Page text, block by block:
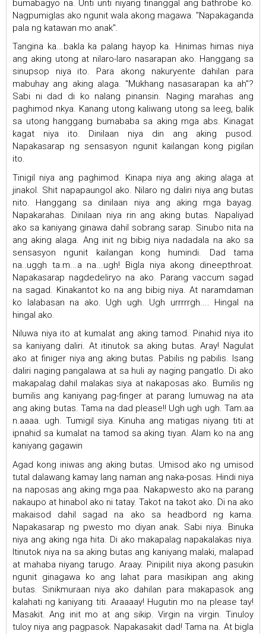
bumabagyo na. Unti unti niyang tinanggal ang bathrobe ko.
Nagpumiglas ako ngunit wala akong magawa. "Napakaganda
pala ng katawan mo anak".
Tangina ka...bakla ka palang hayop ka. Hinimas himas niya
ang aking utong at nilaro-laro nasarapan ako. Hanggang sa
sinupsop niya ito. Para akong nakuryente dahilan para
mabuhay ang aking alaga. "Mukhang nasasarapan ka ah"?
Sabi ni dad di ko nalang pinansin. Naging marahas ang
paghimod nkya. Kanang utong kaliwang utong sa leeg, balik
sa utong hanggang bumababa sa aking mga abs. Kinagat
kagat niya ito. Dinilaan niya din ang aking pusod.
Napakasarap ng sensasyon ngunit kailangan kong pigilan
ito.
Tinigil niya ang paghimod. Kinapa niya ang aking alaga at
jinakol. Shit napapaungol ako. Nilaro ng daliri niya ang butas
nito. Hanggang sa dinilaan niya ang aking mga bayag.
Napakarahas. Dinilaan niya rin ang aking butas. Napaliyad
ako sa kaniyang ginawa dahil sobrang sarap. Sinubo nita na
ang aking alaga. Ang init ng bibig niya nadadala na ako sa
sensasyon ngunit kailangan kong humindi. Dad tama
na..uggh ta.m...a na...ugh! Bigla niya akong dineepthroat.
Napakasarap nagdedeliryo na ako. Parang vaccum sagad
na sagad. Kinakantot ko na ang bibig niya. At naramdaman
ko lalabasan na ako. Ugh ugh. Ugh urrrrrgh.... Hingal na
hingal ako.
Niluwa niya ito at kumalat ang aking tamod. Pinahid niya ito
sa kaniyang daliri. At itinutok sa aking butas. Aray! Nagulat
ako at finiger niya ang aking butas. Pabilis ng pabilis. Isang
daliri naging pangalawa at sa huli ay naging pangatlo. Di ako
makapalag dahil malakas siya at nakaposas ako. Bumilis ng
bumilis ang kaniyang pag-finger at parang lumuwag na ata
ang aking butas. Tama na dad please!! Ugh ugh ugh. Tam.aa
n.aaaa. ugh. Tumigil siya. Kinuha ang matigas niyang titi at
ipnahid sa kumalat na tamod sa aking tiyan. Alam ko na ang
kaniyang gagawin
Agad kong iniwas ang aking butas. Umisod ako ng umisod
tutal dalawang kamay lang naman ang naka-posas. Hindi niya
na naposas ang aking mga paa. Nakapwesto ako na parang
nakaupo at hinabol ako ni tatay. Takot na takot ako. Di na ako
makaisod dahil sagad na ako sa headbord ng kama.
Napakasarap ng pwesto mo diyan anak. Sabi niya. Binuka
niya ang aking nga hita. Di ako makapalag napakalakas niya.
Itinutok niya na sa aking butas ang kaniyang malaki, malapad
at mahaba niyang tarugo. Araay. Pinipilit niya akong pasukin
ngunit ginagawa ko ang lahat para masikipan ang aking
butas. Sinikmuraan niya ako dahilan para makapasok ang
kalahati ng kaniyang titi. Araaaay! Hugutin mo na please tay!
Masakit. Ang init mo at ang sikip. Virgin na virgin. Tinuloy
tuloy niya ang pagpasok. Napakasakit dad! Tama na. At bigla